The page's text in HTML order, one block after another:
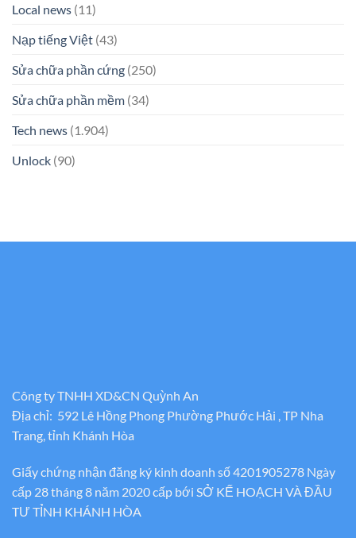
Local news (11)
Nạp tiếng Việt (43)
Sửa chữa phần cứng (250)
Sửa chữa phần mềm (34)
Tech news (1.904)
Unlock (90)
Công ty TNHH XD&CN Quỳnh An
Địa chỉ: 592 Lê Hồng Phong Phường Phước Hải , TP Nha
Trang, tỉnh Khánh Hòa
Giấy chứng nhận đăng ký kinh doanh số 4201905278 Ngày
cấp 28 tháng 8 năm 2020 cấp bới SỞ KẾ HOẠCH VÀ ĐẦU
TƯ TỈNH KHÁNH HÒA